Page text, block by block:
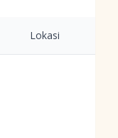
Lokasi